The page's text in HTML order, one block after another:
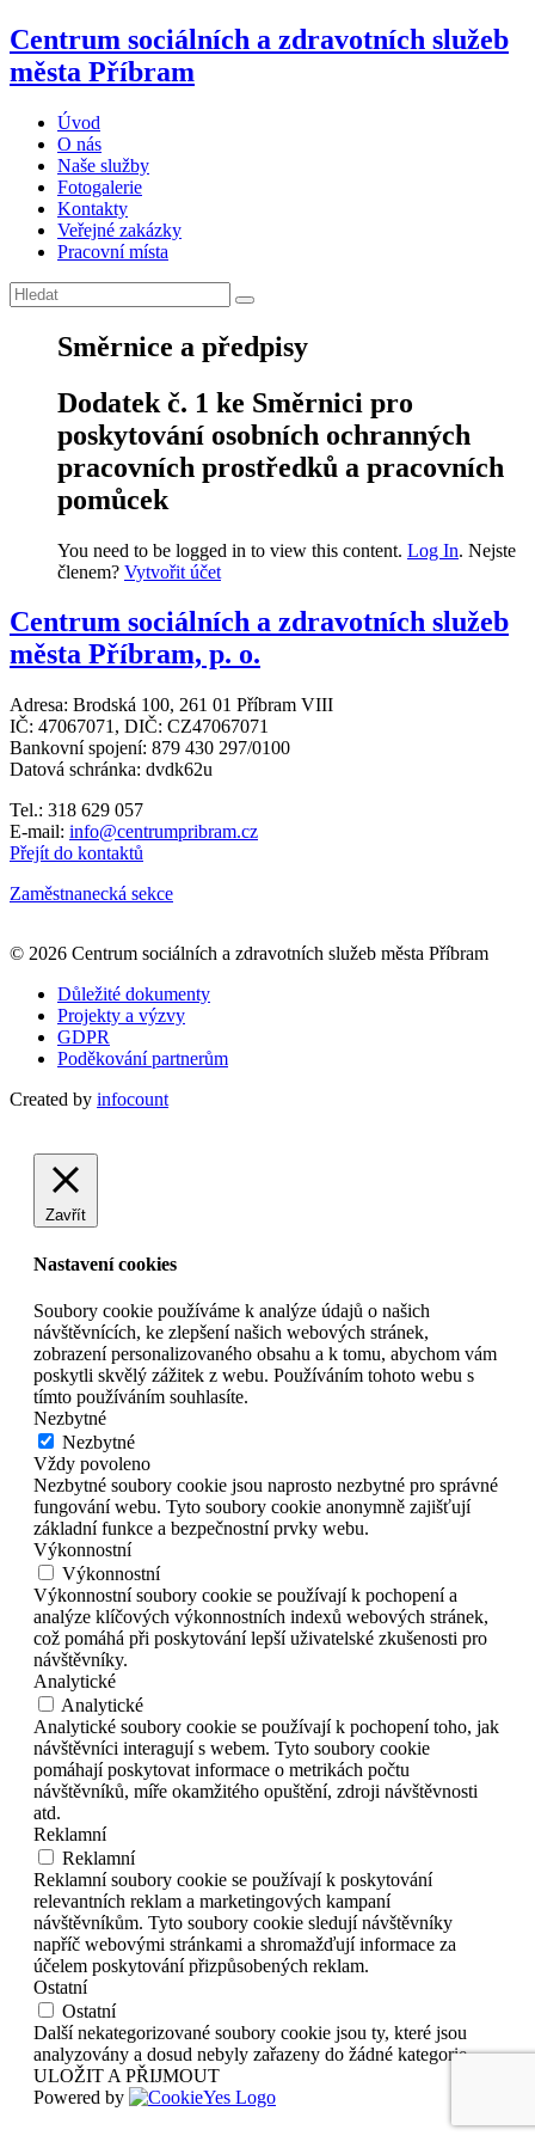
Centrum sociálních a zdravotních služeb
města Příbram
Úvod
O nás
Naše služby
Fotogalerie
Kontakty
Veřejné zakázky
Pracovní místa
Směrnice a předpisy
Dodatek č. 1 ke Směrnici pro
poskytování osobních ochranných
pracovních prostředků a pracovních
pomůcek
You need to be logged in to view this content. Log In. Nejste
členem? Vytvořit účet
Centrum sociálních a zdravotních služeb
města Příbram, p. o.
Adresa: Brodská 100, 261 01 Příbram VIII
IČ: 47067071, DIČ: CZ47067071
Bankovní spojení: 879 430 297/0100
Datová schránka: dvdk62u
Tel.: 318 629 057
E-mail: info@centrumpribram.cz
Přejít do kontaktů
Zaměstnanecká sekce
+
−
© 2026 Centrum sociálních a zdravotních služeb města Příbram
Důležité dokumenty
Projekty a výzvy
GDPR
Poděkování partnerům
Created by infocount
Zavřít
Nastavení cookies
Soubory cookie používáme k analýze údajů o našich
návštěvnících, ke zlepšení našich webových stránek,
zobrazení personalizovaného obsahu a k tomu, abychom vám
poskytli skvělý zážitek z webu. Používáním tohoto webu s
tímto používáním souhlasíte.
Nezbytné
Nezbytné
Vždy povoleno
Nezbytné soubory cookie jsou naprosto nezbytné pro správné
fungování webu. Tyto soubory cookie anonymně zajišťují
základní funkce a bezpečnostní prvky webu.
Výkonnostní
Výkonnostní
Výkonnostní soubory cookie se používají k pochopení a
analýze klíčových výkonnostních indexů webových stránek,
což pomáhá při poskytování lepší uživatelské zkušenosti pro
návštěvníky.
Analytické
Analytické
Analytické soubory cookie se používají k pochopení toho, jak
návštěvníci interagují s webem. Tyto soubory cookie
pomáhají poskytovat informace o metrikách počtu
návštěvníků, míře okamžitého opuštění, zdroji návštěvnosti
atd.
Reklamní
Reklamní
Reklamní soubory cookie se používají k poskytování
relevantních reklam a marketingových kampaní
návštěvníkům. Tyto soubory cookie sledují návštěvníky
napříč webovými stránkami a shromažďují informace za
účelem poskytování přizpůsobených reklam.
Ostatní
Ostatní
Další nekategorizované soubory cookie jsou ty, které jsou
analyzovány a dosud nebyly zařazeny do žádné kategorie.
ULOŽIT A PŘIJMOUT
Powered by